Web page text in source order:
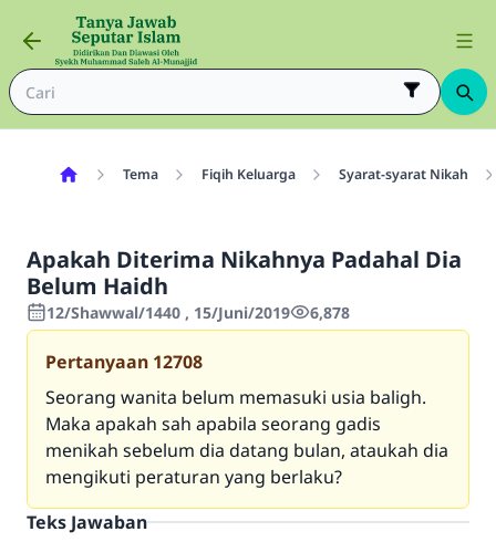
Tema Fiqih Keluarga Syarat-syarat Nikah
Apakah Diterima Nikahnya Padahal Dia
Belum Haidh
12/Shawwal/1440 , 15/Juni/2019 6,878
Pertanyaan 12708
Seorang wanita belum memasuki usia baligh.
Maka apakah sah apabila seorang gadis
menikah sebelum dia datang bulan, ataukah dia
mengikuti peraturan yang berlaku?
Teks Jawaban